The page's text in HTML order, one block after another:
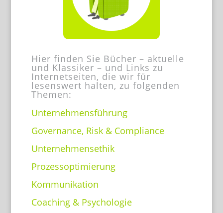
Hier finden Sie Bücher – aktuelle
und Klassiker – und Links zu
Internetseiten, die wir für
lesenswert halten, zu folgenden
Themen:
Unternehmensführung
Governance, Risk & Compliance
Unternehmensethik
Prozessoptimierung
Kommunikation
Coaching & Psychologie